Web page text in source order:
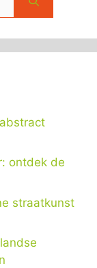
ontdek de
straatkunst